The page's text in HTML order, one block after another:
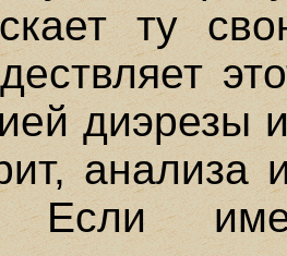
ту
диэрезы
анализа
Если